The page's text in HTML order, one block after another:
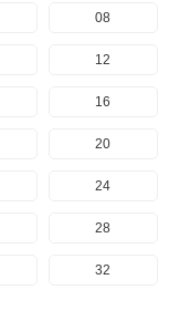
08
12
16
20
24
28
32